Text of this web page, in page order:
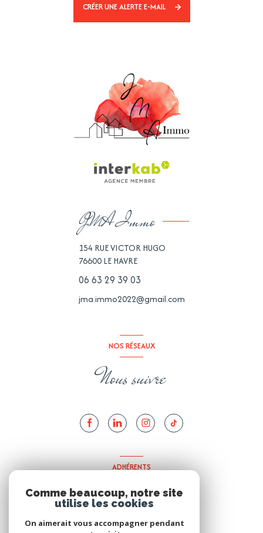
CRÉER UNE ALERTE E-MAIL
JMA Immo
154 RUE VICTOR HUGO
76600LE HAVRE
06 63 29 39 03
jma.immo2022@gmail.com
NOS RÉSEAUX
Nous suivre
ADHÉRENTS
Nous adhérons
Comme beaucoup, notre site
utilise les cookies
On aimerait vous accompagner pendant